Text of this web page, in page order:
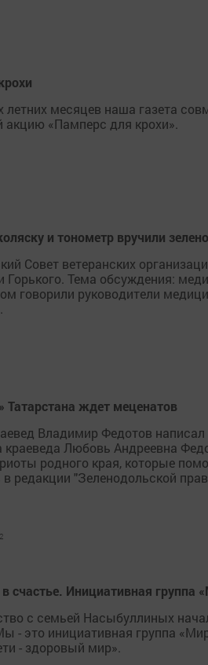
летних месяцев наша газета
акцию «Памперс для крохи».
и тонометр вручили
Совет ветеранских
Горького. Тема обсуждения:
говорили руководители
Татарстана ждет меценатов
Владимир Федотов
краеведа Любовь Андреевна
родного края, которые
редакции "Зеленодольской
счастье. Инициативная
с семьей Насыбуллиных
- это инициативная группа
- здоровый мир».